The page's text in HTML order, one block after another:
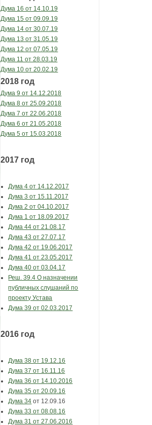
Дума 16 от 14.10.19
Дума 15 от 09.09.19
Дума 14 от 30.07.19
Дума 13 от 31.05.19
Дума 12 от 07.05.19
Дума 11 от 28.03.19
Дума 10 от 20.02.19
2018 год
Дума 9 от 14.12.2018
Дума 8 от 25.09.2018
Дума 7 от 22.06.2018
Дума 6 от 21.05.2018
Дума 5 от 15.03.2018
2017 год
Дума 4 от 14.12.2017
Дума 3 от 15.11.2017
Дума 2 от 04.10.2017
Дума 1 от 18.09.2017
Дума 44 от 21.08.17
Дума 43 от 27.07.17
Дума 42 от 19.06.2017
Дума 41 от 23.05.2017
Дума 40 от 03.04.17
Реш. 39.4 О назначении
публичных слушаний по
проекту Устава
Дума 39 от 02.03.2017
2016 год
Дума 38 от 19.12.16
Дума 37 от 16.11.16
Дума 36 от 14.10.2016
Дума 35 от 20.09.16
Дума 34 от 12.09.16
Дума 33 от 08.08.16
Дума 31 от 27.06.2016